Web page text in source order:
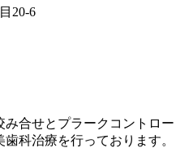
20-6
み合せとプラークコントロー
科治療を行っております。